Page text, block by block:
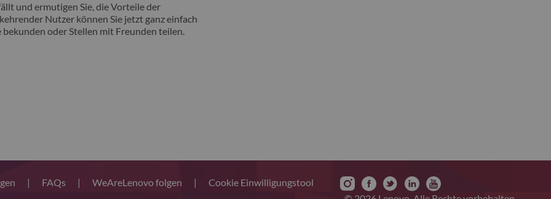
und ermutigen Sie, die Vorteile der
Nutzer können Sie jetzt ganz einfach
oder Stellen mit Freunden teilen.
| FAQs | WeAreLenovo folgen |
Cookie Einwilligungstool